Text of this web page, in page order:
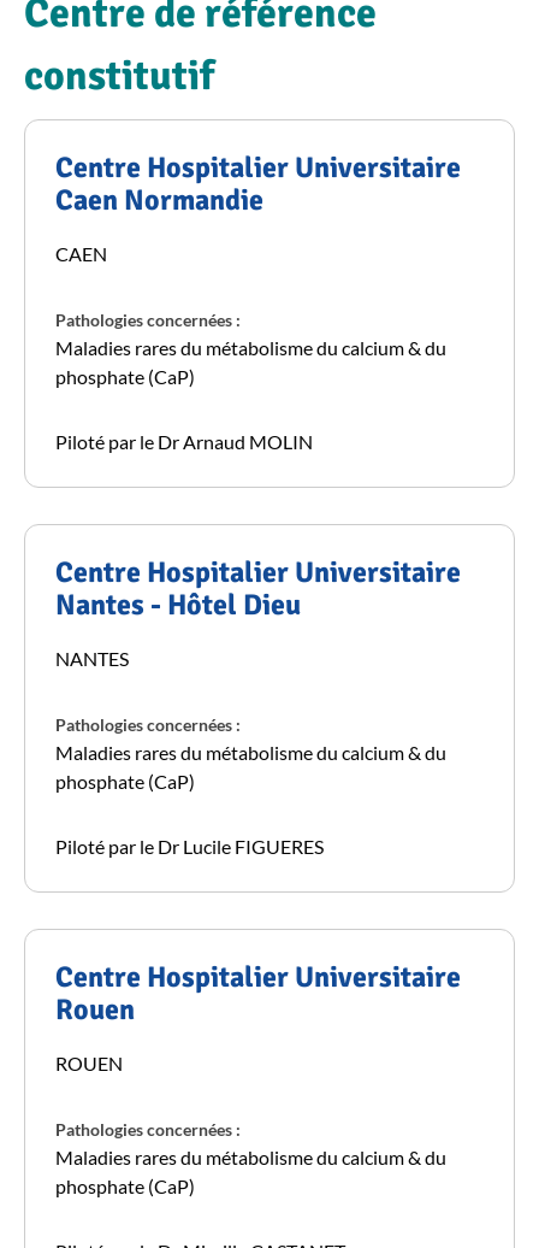
Centre de référence
constitutif
Centre Hospitalier Universitaire
Caen Normandie
CAEN
Pathologies concernées :
Maladies rares du métabolisme du calcium & du
phosphate (CaP)
Piloté par le Dr Arnaud MOLIN
Centre Hospitalier Universitaire
Nantes - Hôtel Dieu
NANTES
Pathologies concernées :
Maladies rares du métabolisme du calcium & du
phosphate (CaP)
Piloté par le Dr Lucile FIGUERES
Centre Hospitalier Universitaire
Rouen
ROUEN
Pathologies concernées :
Maladies rares du métabolisme du calcium & du
phosphate (CaP)